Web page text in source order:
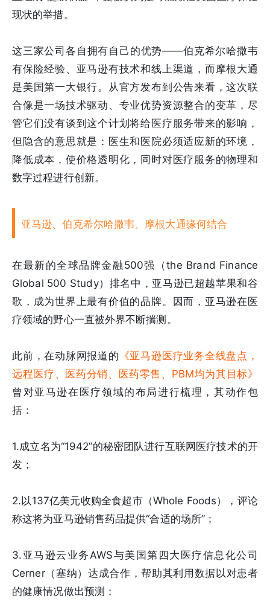
现状的举措。
这三家公司各自拥有自己的优势——伯克希尔哈撒韦
有保险经验、亚马逊有技术和线上渠道，而摩根大通
是美国第一大银行。从官方发布到公告来看，这次联
合像是一场技术驱动、专业优势资源整合的变革，尽
管它们没有谈到这个计划将给医疗服务带来的影响，
但隐含的意思就是：医生和医院必须适应新的环境，
降低成本，使价格透明化，同时对医疗服务的物理和
数字过程进行创新。
亚马逊、伯克希尔哈撒韦、摩根大通缘何结合
在最新的全球品牌金融500强（the Brand Finance
Global 500 Study）排名中，亚马逊已超越苹果和谷
歌，成为世界上最有价值的品牌。因而，亚马逊在医
疗领域的野心一直被外界不断揣测。
此前，在动脉网报道的 《亚马逊医疗业务全线盘点，
远程医疗、医药分销、医药零售、PBM均为其目标》
曾对亚马逊在医疗领域的布局进行梳理，其动作包
括：
1.成立名为“1942”的秘密团队进行互联网医疗技术的开
发；
2.以137亿美元收购全食超市（Whole Foods），评论
称这将为亚马逊销售药品提供“合适的场所”；
3.亚马逊云业务AWS与美国第四大医疗信息化公司
Cerner（塞纳）达成合作，帮助其利用数据以对患者
的健康情况做出预测；